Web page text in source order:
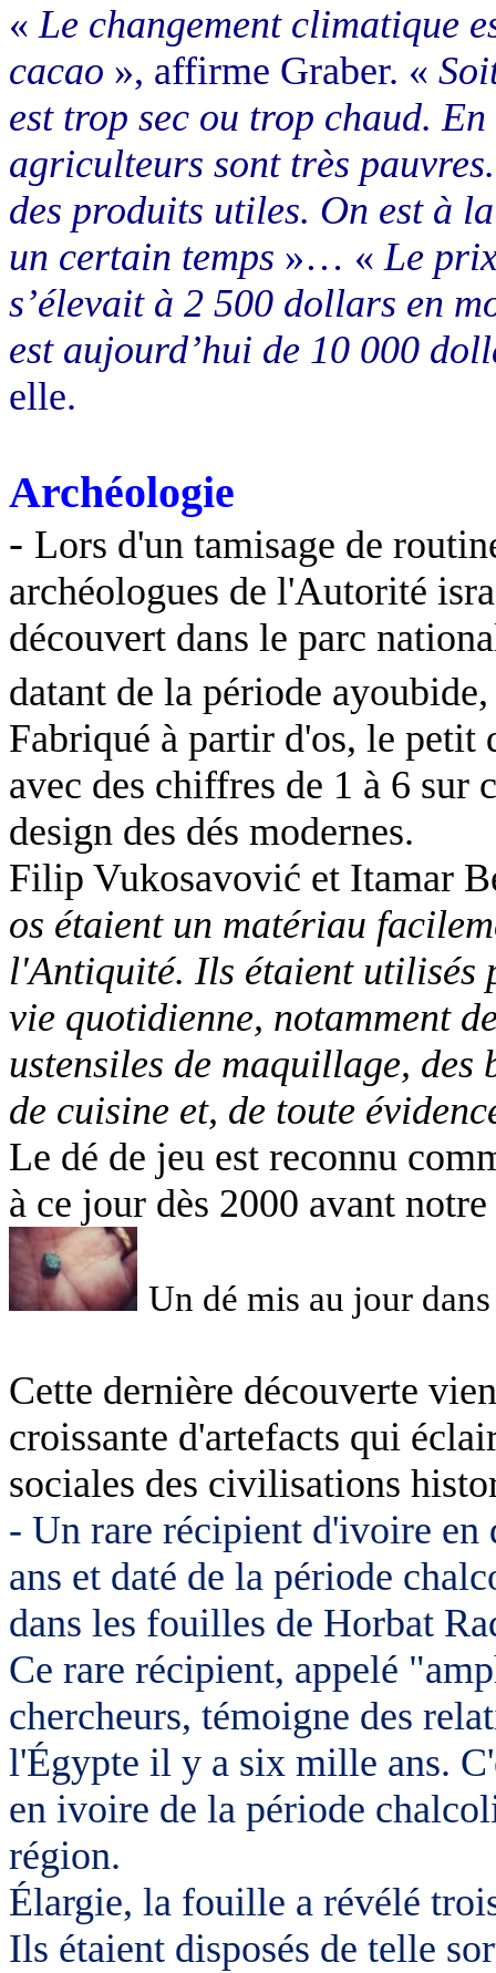
« Le changement climatique
cacao », affirme Graber. «
est trop sec ou trop chaud.
agriculteurs sont très
des produits utiles. On est à
un certain temps »… « Le
s’élevait à 2 500 dollars en
est aujourd’hui de 10 000
elle.
Archéologie
- Lors d'un tamisage de
archéologues de l'Autorité
découvert dans le parc
datant de la période
Fabriqué à partir d'os, le petit
avec des chiffres de 1 à 6 sur
design des dés modernes.
Filip Vukosavović et Itamar
os étaient un matériau
l'Antiquité. Ils étaient utilisés
vie quotidienne, notamment
ustensiles de maquillage, des
de cuisine et, de toute
Le dé de jeu est reconnu
à ce jour dès 2000 avant notre
Un dé mis au jour
Cette dernière découverte
croissante d'artefacts qui
sociales des civilisations
- Un rare récipient d'ivoire en
ans et daté de la période
dans les fouilles de Horbat
Ce rare récipient, appelé
chercheurs, témoigne des
l'Égypte il y a six mille ans.
en ivoire de la période
région.
Élargie, la fouille a révélé
Ils étaient disposés de telle